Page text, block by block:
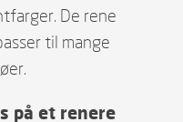
De rene
til mange
på et renere